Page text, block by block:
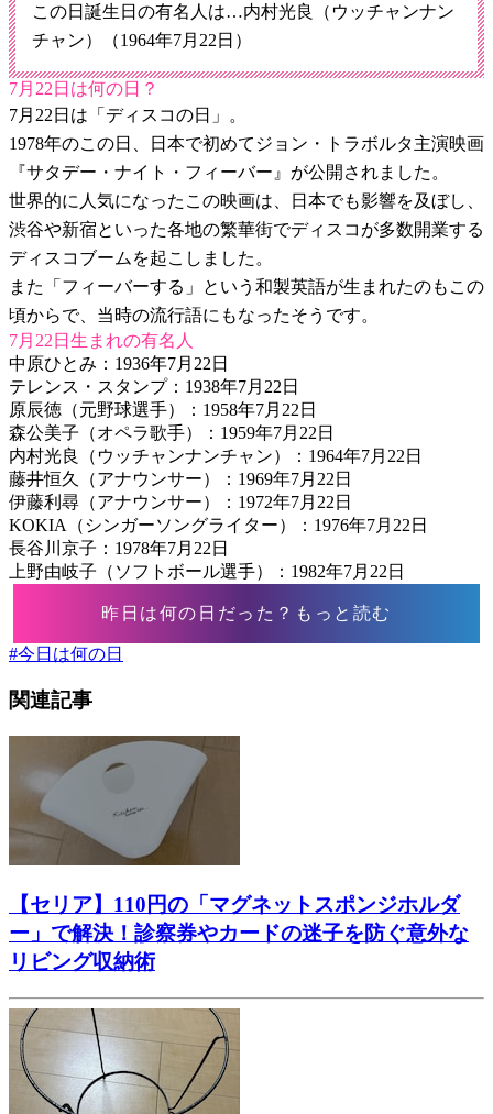
この日誕生日の有名人は…内村光良（ウッチャンナン
チャン）（1964年7月22日）
7月22日は何の日？
7月22日は「ディスコの日」。
1978年のこの日、日本で初めてジョン・トラボルタ主演映画
『サタデー・ナイト・フィーバー』が公開されました。
世界的に人気になったこの映画は、日本でも影響を及ぼし、
渋谷や新宿といった各地の繁華街でディスコが多数開業する
ディスコブームを起こしました。
また「フィーバーする」という和製英語が生まれたのもこの
頃からで、当時の流行語にもなったそうです。
7月22日生まれの有名人
中原ひとみ：1936年7月22日
テレンス・スタンプ：1938年7月22日
原辰徳（元野球選手）：1958年7月22日
森公美子（オペラ歌手）：1959年7月22日
内村光良（ウッチャンナンチャン）：1964年7月22日
藤井恒久（アナウンサー）：1969年7月22日
伊藤利尋（アナウンサー）：1972年7月22日
KOKIA（シンガーソングライター）：1976年7月22日
長谷川京子：1978年7月22日
上野由岐子（ソフトボール選手）：1982年7月22日
昨日は何の日だった？もっと読む
#今日は何の日
関連記事
【セリア】110円の「マグネットスポンジホルダ
ー」で解決！診察券やカードの迷子を防ぐ意外な
リビング収納術